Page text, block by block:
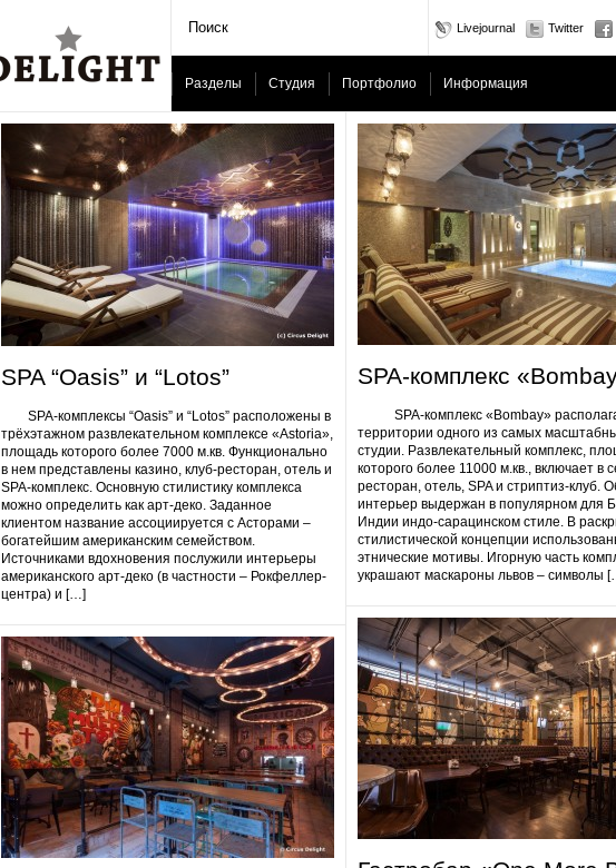
Livejournal Twitter
Разделы Студия Портфолио Информация
SPA “Oasis” и “Lotos”
SPA-комплексы “Oasis” и “Lotos” расположены в
трёхэтажном развлекательном комплексе «Astoria»,
площадь которого более 7000 м.кв. Функционально
в нем представлены казино, клуб-ресторан, отель и
SPA-комплекс. Основную стилистику комплекса
можно определить как арт-деко. Заданное
клиентом название ассоциируется с Асторами –
богатейшим американским семейством.
Источниками вдохновения послужили интерьеры
американского арт-деко (в частности – Рокфеллер-
центра) и […]
SPA-комплекс
SPA-комплекс «Bombay»
территории одного из самых
студии. Развлекательный комплекс,
которого более 11000 м.кв., включает в
ресторан, отель, SPA и стриптиз-клуб.
интерьер выдержан в популярном для
Индии индо-сарацинском стиле. В
стилистической концепции
этнические мотивы. Игорную часть
украшают маскароны львов – символы